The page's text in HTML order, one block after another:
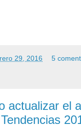
29, 2016 5
actualizar el